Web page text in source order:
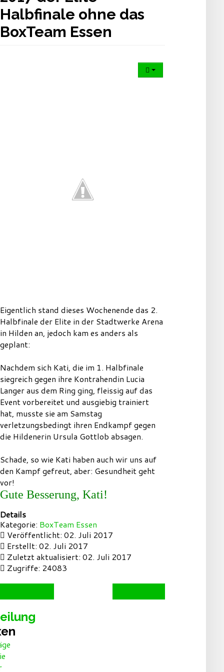
Halbfinale ohne das
BoxTeam Essen
Eigentlich stand dieses Wochenende das 2.
Halbfinale der Elite in der Stadtwerke Arena
in Hilden an, jedoch kam es anders als
geplant:
Nachdem sich Kati, die im 1. Halbfinale
siegreich gegen ihre Kontrahendin Lucia
Langer aus dem Ring ging, fleissig auf das
Event vorbereitet und ausgiebig trainiert
hat, musste sie am Samstag
verletzungsbedingt ihren Endkampf gegen
die Hildenerin Ursula Gottlob absagen.
Schade, so wie Kati haben auch wir uns auf
den Kampf gefreut, aber: Gesundheit geht
vor!
Gute Besserung, Kati!
Details
Kategorie: BoxTeam Essen
Veröffentlicht: 02. Juli 2017
Erstellt: 02. Juli 2017
Zuletzt aktualisiert: 02. Juli 2017
Zugriffe: 24083